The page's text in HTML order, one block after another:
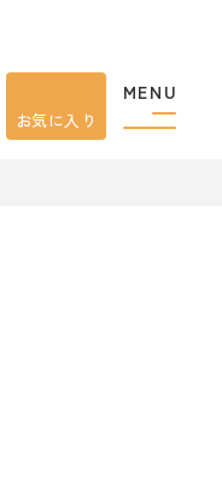
MENU
お気に入り